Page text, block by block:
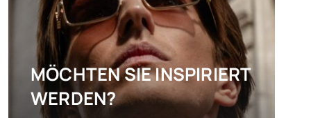
MÖCHTEN SIE INSPIRIERT
WERDEN?